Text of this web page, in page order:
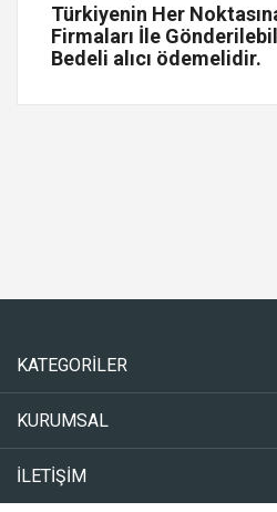
Türkiyenin Her
Firmaları İle
Bedeli alıcı ödemelidir.
KATEGORİLER
KURUMSAL
İLETİŞİM